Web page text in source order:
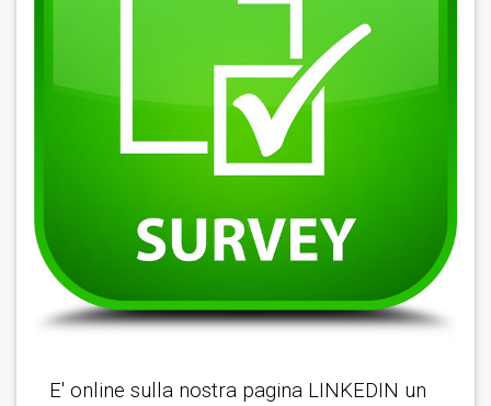
E' online sulla nostra pagina LINKEDIN un